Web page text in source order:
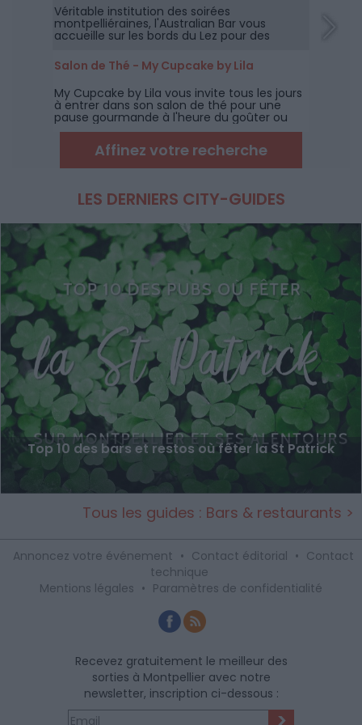
Véritable institution des soirées
montpelliéraines, l'Australian Bar vous
accueille sur les bords du Lez pour des
soirées "spéciales" avec des animations
musicales, des Happy Hours thématiques et
bien d'autres "Live & Dj".
Salon de Thé - My Cupcake by Lila
My Cupcake by Lila vous invite tous les jours
à entrer dans son salon de thé pour une
pause gourmande à l'heure du goûter ou
avec un bon café, après votre déjeuner.
Affinez votre recherche
LES DERNIERS CITY-GUIDES
Top 10 des bars et restos où fêter la St Patrick
Tous les guides : Bars & restaurants >
Annoncez votre événement • Contact éditorial • Contact
technique
Mentions légales • Paramètres de confidentialité
Recevez gratuitement le meilleur des
sorties à Montpellier avec notre
newsletter, inscription ci-dessous :